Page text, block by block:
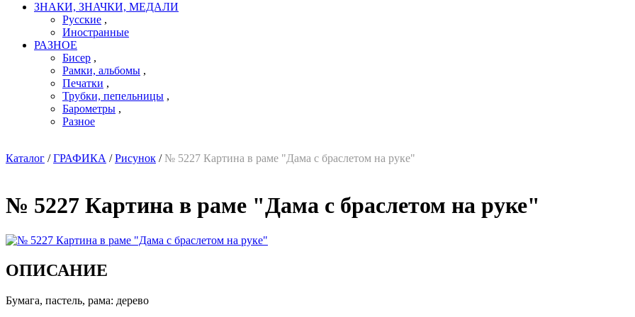
ЗНАКИ, ЗНАЧКИ, МЕДАЛИ
Русские ,
Иностранные
РАЗНОЕ
Бисер ,
Рамки, альбомы ,
Печатки ,
Трубки, пепельницы ,
Барометры ,
Разное
Каталог / ГРАФИКА / Рисунок / № 5227 Картина в раме "Дама с браслетом на руке"
№ 5227 Картина в раме "Дама с браслетом на руке"
ОПИСАНИЕ
Бумага, пастель, рама: дерево